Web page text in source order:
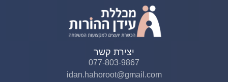
יצירת קשר
077-803-9867
idan.hahoroot@gmail.com